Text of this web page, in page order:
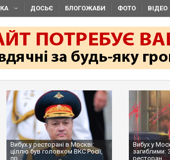
ДОСЬЄ БЛОГОЖАБИ ФОТО ВІДЕО
Вибух у ресторані в Москві:
ціллю був головком ВКС Росії,
пр...
Вибух у
загиблими:
ресторан...